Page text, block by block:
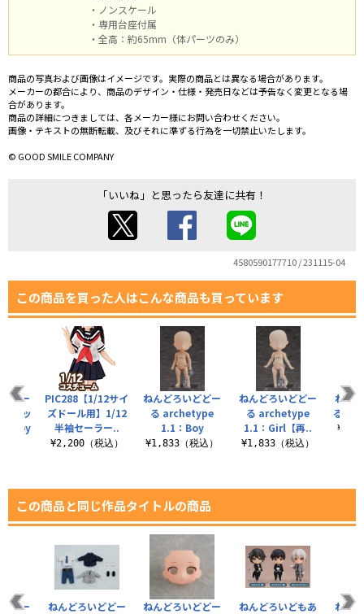
・ノンスケール
・専用台座付属
・全高：約65mm（体パーツのみ）
商品の写真および画像はイメージです。実際の商品とは異なる場合があります。
メーカーの都合により、商品のデザイン・仕様・発売日などは予告なく変更となる場
合があります。
商品の詳細につきましては、各メーカー様にお問い合わせください。
画像・テキストの無断転載、及びそれに準ずる行為を一切禁止いたします。
© GOOD SMILE COMPANY
「いいね」と思ったら友達に共有！
4580590177710 / 231115-04
この商品を買った人はこんな商品も買っています
ねんどろいどどー
る archetype
1.1：Boy
¥1,833（税込）
ねんどろいどどー
る archetype
1.1：Girl【再..
¥1,833（税込）
ねん
る 身
どー
セッ
：Boy
PIC288【1/12サイ
ズドール用】1/12
半袖セーラー..
¥2,200（税込）
この商品と同じ作品タイトルの商品
ねんどろいどどー ねんどろいどもあ ねん
どー ねんどろいどどー